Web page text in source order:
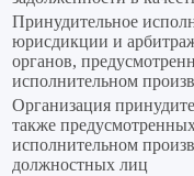
Принудительное
юрисдикции и
органов,
исполнительном
Организация
также
исполнительном
должностных лиц